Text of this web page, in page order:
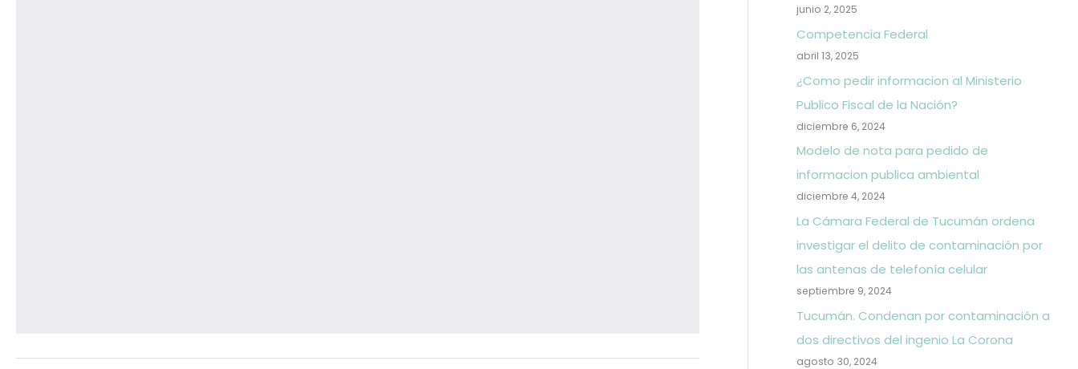
junio 2, 2025
Competencia Federal
abril 13, 2025
¿Como pedir informacion al Ministerio
Publico Fiscal de la Nación?
diciembre 6, 2024
Modelo de nota para pedido de
informacion publica ambiental
diciembre 4, 2024
La Cámara Federal de Tucumán ordena
investigar el delito de contaminación por
las antenas de telefonía celular
septiembre 9, 2024
Tucumán. Condenan por contaminación a
dos directivos del ingenio La Corona
agosto 30, 2024